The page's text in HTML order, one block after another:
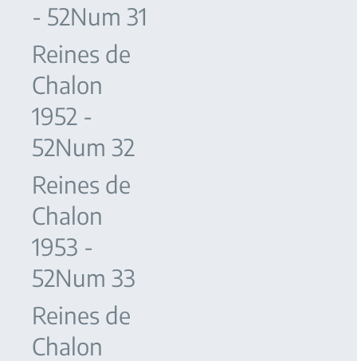
- 52Num 31
Reines de
Chalon
1952 -
52Num 32
Reines de
Chalon
1953 -
52Num 33
Reines de
Chalon